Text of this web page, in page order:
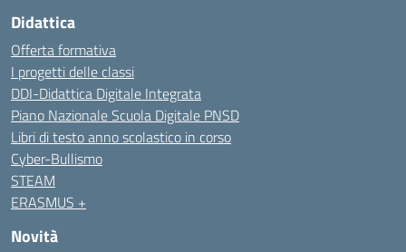
Didattica
Offerta formativa
I progetti delle classi
DDI-Didattica Digitale Integrata
Piano Nazionale Scuola Digitale PNSD
Libri di testo anno scolastico in corso
Cyber-Bullismo
STEAM
ERASMUS +
Novità